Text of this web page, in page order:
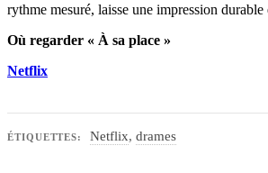
rythme mesuré, laisse une impression durable
Où regarder « À sa place »
Netflix
ÉTIQUETTES: Netflix, drames